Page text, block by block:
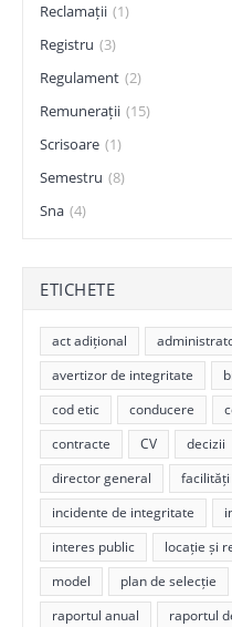
Reclamații (1)
Registru (3)
Regulament (2)
Remunerații (15)
Scrisoare (1)
Semestru (8)
Sna (4)
ETICHETE
act adițional
avertizor de integritate
cod etic
conducere
contracte
CV decizii
director general
facilități
incidente de integritate
interes public
locație și
model
plan de selecție
raportul anual
raportul